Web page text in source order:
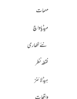
مہمات
میڈیا واچ
نئے لکھاری
نقطہ نظر
ہیڈلائنز